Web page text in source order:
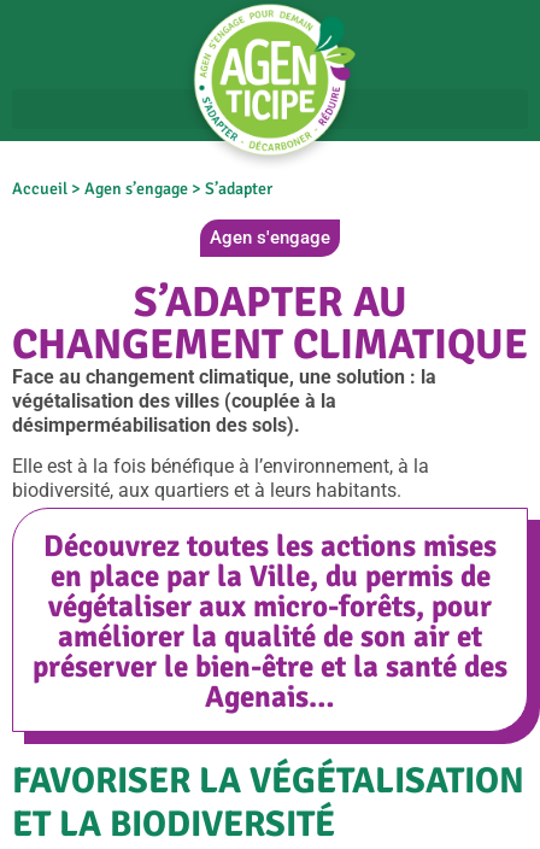
Accueil > Agen s’engage > S’adapter
Agen s'engage
S’ADAPTER AU
CHANGEMENT CLIMATIQUE
Face au changement climatique, une solution : la
végétalisation des villes (couplée à la
désimperméabilisation des sols).
Elle est à la fois bénéfique à l’environnement, à la
biodiversité, aux quartiers et à leurs habitants.
Découvrez toutes les actions mises
en place par la Ville, du permis de
végétaliser aux micro-forêts, pour
améliorer la qualité de son air et
préserver le bien-être et la santé des
Agenais…
FAVORISER LA VÉGÉTALISATION
ET LA BIODIVERSITÉ